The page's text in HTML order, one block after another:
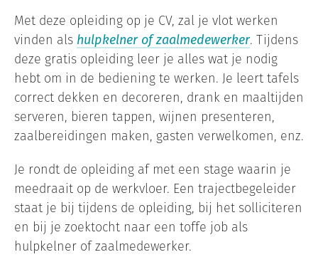
Met deze opleiding op je CV, zal je vlot werken
vinden als hulpkelner of zaalmedewerker. Tijdens
deze gratis opleiding leer je alles wat je nodig
hebt om in de bediening te werken. Je leert tafels
correct dekken en decoreren, drank en maaltijden
serveren, bieren tappen, wijnen presenteren,
zaalbereidingen maken, gasten verwelkomen, enz.
Je rondt de opleiding af met een stage waarin je
meedraait op de werkvloer. Een trajectbegeleider
staat je bij tijdens de opleiding, bij het solliciteren
en bij je zoektocht naar een toffe job als
hulpkelner of zaalmedewerker.